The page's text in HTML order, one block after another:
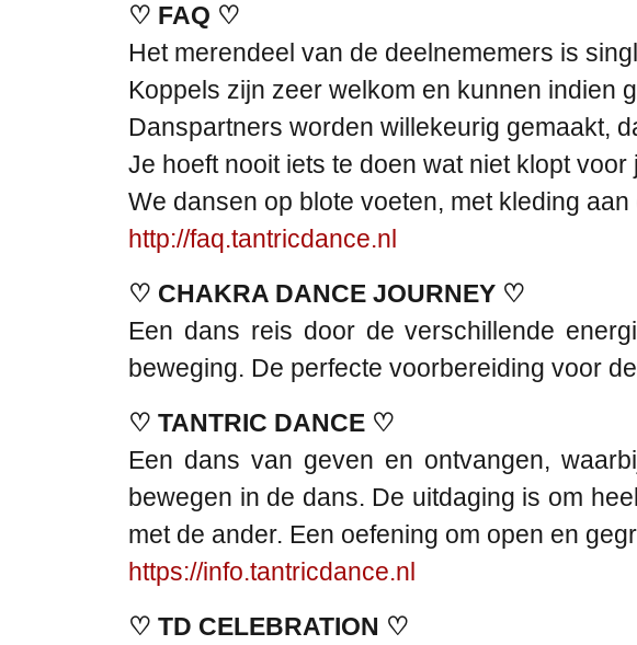
♡ FAQ ♡
Het merendeel van de deelnememers is
Koppels zijn zeer welkom en kunnen indien
Danspartners worden willekeurig gemaakt,
Je hoeft nooit iets te doen wat niet klopt
We dansen op blote voeten, met kleding
http://faq.tantricdance.nl
♡ CHAKRA DANCE JOURNEY ♡
Een dans reis door de verschillende
beweging. De perfecte voorbereiding voor
♡ TANTRIC DANCE ♡
Een dans van geven en ontvangen,
bewegen in de dans. De uitdaging is om
met de ander. Een oefening om open en
https://info.tantricdance.nl
♡ TD CELEBRATION ♡